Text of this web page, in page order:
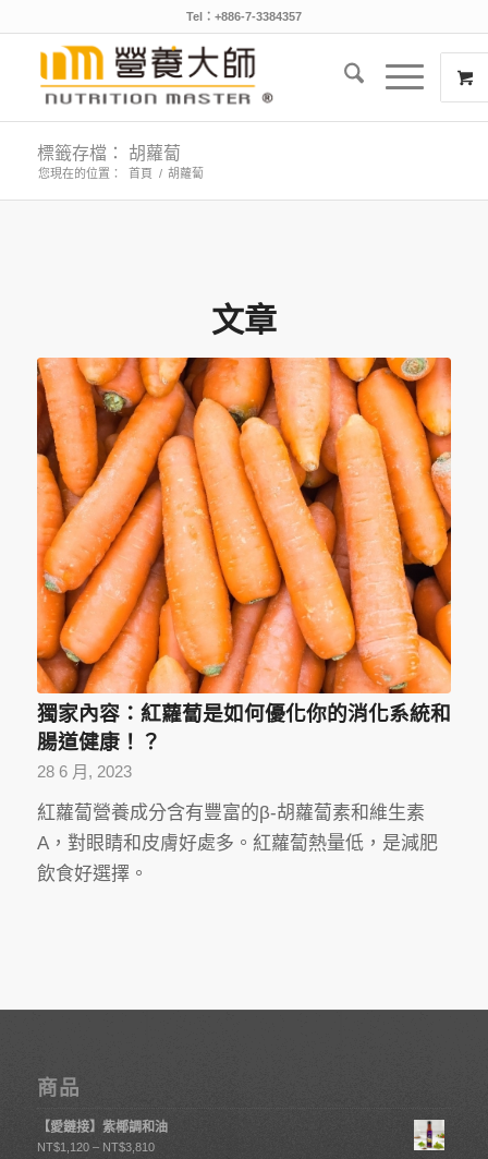
Tel：+886-7-3384357
標籤存檔： 胡蘿蔔
您現在的位置： 首頁 / 胡蘿蔔
文章
獨家內容：紅蘿蔔是如何優化你的消化系統和
腸道健康！？
28 6 月, 2023
紅蘿蔔營養成分含有豐富的β-胡蘿蔔素和維生素
A，對眼睛和皮膚好處多。紅蘿蔔熱量低，是減肥
飲食好選擇。
商品
【愛鏈接】紫椰調和油
NT$1,120 – NT$3,810